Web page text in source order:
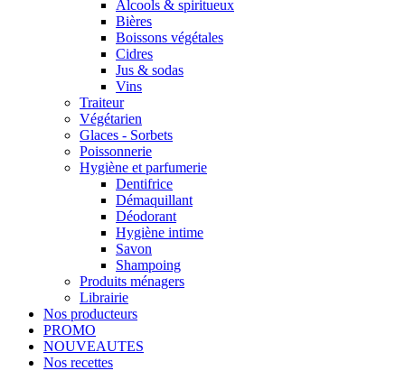
Alcools & spiritueux
Bières
Boissons végétales
Cidres
Jus & sodas
Vins
Traiteur
Végétarien
Glaces - Sorbets
Poissonnerie
Hygiène et parfumerie
Dentifrice
Démaquillant
Déodorant
Hygiène intime
Savon
Shampoing
Produits ménagers
Librairie
Nos producteurs
PROMO
NOUVEAUTES
Nos recettes